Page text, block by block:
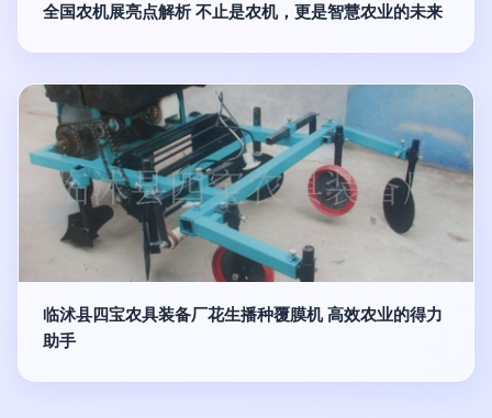
全国农机展亮点解析 不止是农机，更是智慧农业的未来
临沭县四宝农具装备厂花生播种覆膜机 高效农业的得力
助手